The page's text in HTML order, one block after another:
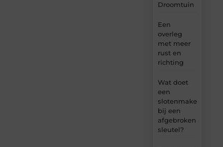
Droomtuin
Een
overleg
met meer
rust en
richting
Wat doet
een
slotenmaker
bij een
afgebroken
sleutel?